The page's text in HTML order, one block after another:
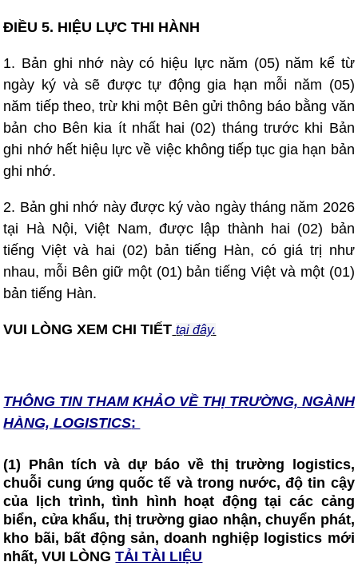
ĐIỀU 5. HIỆU LỰC THI HÀNH
1. Bản ghi nhớ này có hiệu lực năm (05) năm kể từ
ngày ký và sẽ được tự động gia hạn mỗi năm (05)
năm tiếp theo, trừ khi một Bên gửi thông báo bằng văn
bản cho Bên kia ít nhất hai (02) tháng trước khi Bản
ghi nhớ hết hiệu lực về việc không tiếp tục gia hạn bản
ghi nhớ.
2. Bản ghi nhớ này được ký vào ngày tháng năm 2026
tại Hà Nội, Việt Nam, được lập thành hai (02) bản
tiếng Việt và hai (02) bản tiếng Hàn, có giá trị như
nhau, mỗi Bên giữ một (01) bản tiếng Việt và một (01)
bản tiếng Hàn.
VUI LÒNG XEM CHI TIẾT tại đây.
THÔNG TIN THAM KHẢO VỀ THỊ TRƯỜNG, NGÀNH
HÀNG, LOGISTICS:
(1) Phân tích và dự báo về thị trường logistics,
chuỗi cung ứng quốc tế và trong nước, độ tin cậy
của lịch trình, tình hình hoạt động tại các cảng
biển, cửa khẩu, thị trường giao nhận, chuyển phát,
kho bãi, bất động sản, doanh nghiệp logistics mới
nhất, VUI LÒNGTẢI TÀI LIỆU